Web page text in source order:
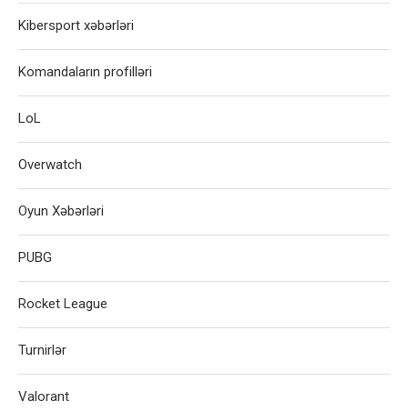
Kibersport xəbərləri
Komandaların profilləri
LoL
Overwatch
Oyun Xəbərləri
PUBG
Rocket League
Turnirlər
Valorant